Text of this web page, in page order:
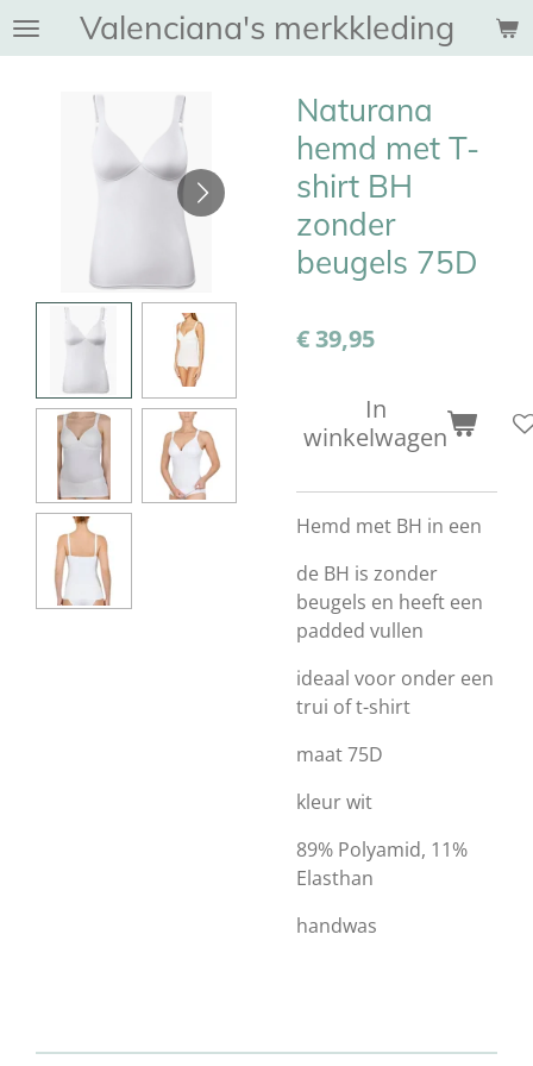
Ga
direct
hoofdinhoud
Valenciana's merkkleding
Naturana
hemd met T-
shirt BH
zonder
beugels 75D
€ 39,95
In
winkelwagen
Hemd met BH in een
de BH is zonder
beugels en heeft een
padded vullen
ideaal voor onder een
trui of t-shirt
maat 75D
kleur wit
89% Polyamid, 11%
Elasthan
handwas